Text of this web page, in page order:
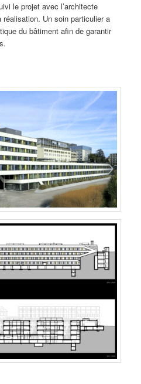
le projet avec l’architecte
Un soin particulier a
du bâtiment afin de garantir